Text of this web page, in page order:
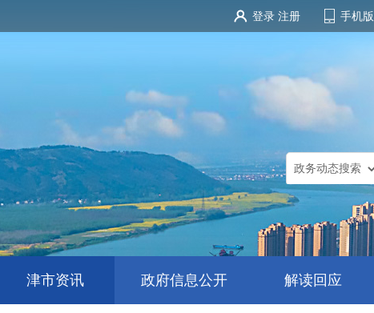
登录 注册 手机版
津市资讯 政府信息公开 解读回应